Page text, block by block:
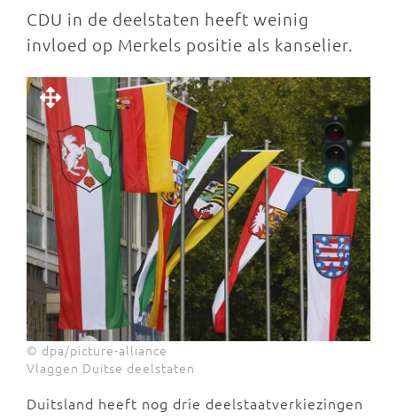
CDU in de deelstaten heeft weinig
invloed op Merkels positie als kanselier.
© dpa/picture-alliance
Vlaggen Duitse deelstaten
Duitsland heeft nog drie deelstaatverkiezingen